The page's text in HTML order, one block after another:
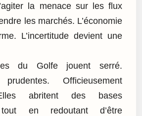
la menace sur les flux
les marchés. L’économie
L’incertitude devient une
du Golfe jouent serré.
prudentes. Officieusement
abritent des bases
tout en redoutant d’être